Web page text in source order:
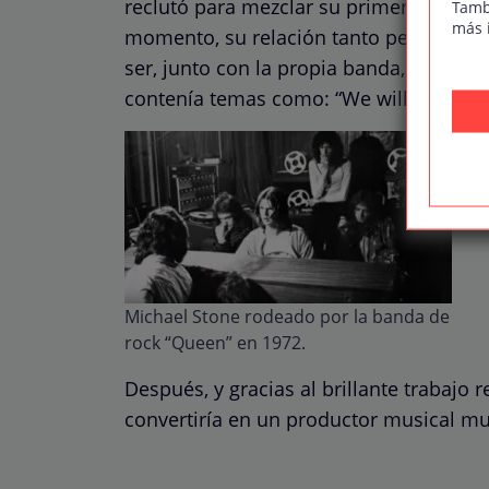
reclutó para mezclar su primer sencillo
momento, su relación tanto personal
ser, junto con la propia banda,
contenía temas como: “We will rock
Michael Stone rodeado por la banda de
rock “Queen” en 1972.
Después, y gracias al brillante trabajo
convertiría en un productor musical
más